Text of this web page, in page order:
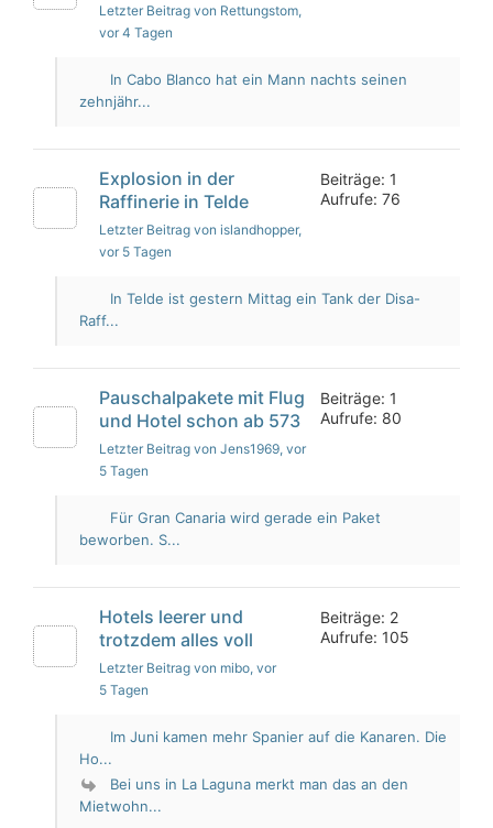
Letzter Beitrag von Rettungstom,
vor 4 Tagen
In Cabo Blanco hat ein Mann nachts seinen
zehnjähr...
Explosion in der
Raffinerie in Telde
Letzter Beitrag von islandhopper,
vor 5 Tagen
Beiträge: 1
Aufrufe: 76
In Telde ist gestern Mittag ein Tank der Disa-
Raff...
Pauschalpakete mit Flug
und Hotel schon ab 573
Letzter Beitrag von Jens1969, vor
5 Tagen
Beiträge: 1
Aufrufe: 80
Für Gran Canaria wird gerade ein Paket
beworben. S...
Hotels leerer und
trotzdem alles voll
Letzter Beitrag von mibo, vor
5 Tagen
Beiträge: 2
Aufrufe: 105
Im Juni kamen mehr Spanier auf die Kanaren. Die
Ho...
Bei uns in La Laguna merkt man das an den
Mietwohn...